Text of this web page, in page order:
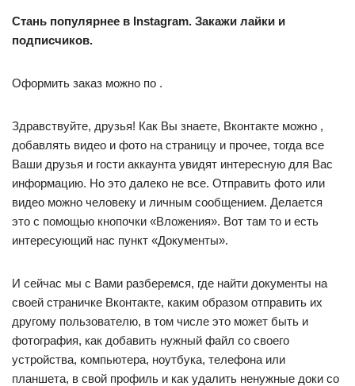
Стань популярнее в Instagram. Закажи лайки и
подписчиков.
Оформить заказ можно по .
Здравствуйте, друзья! Как Вы знаете, Вконтакте можно ,
добавлять видео и фото на страницу и прочее, тогда все
Ваши друзья и гости аккаунта увидят интересную для Вас
информацию. Но это далеко не все. Отправить фото или
видео можно человеку и личным сообщением. Делается
это с помощью кнопочки «Вложения». Вот там то и есть
интересующий нас пункт «Документы».
И сейчас мы с Вами разберемся, где найти документы на
своей страничке Вконтакте, каким образом отправить их
другому пользователю, в том числе это может быть и
фотография, как добавить нужный файл со своего
устройства, компьютера, ноутбука, телефона или
планшета, в свой профиль и как удалить ненужные доки со